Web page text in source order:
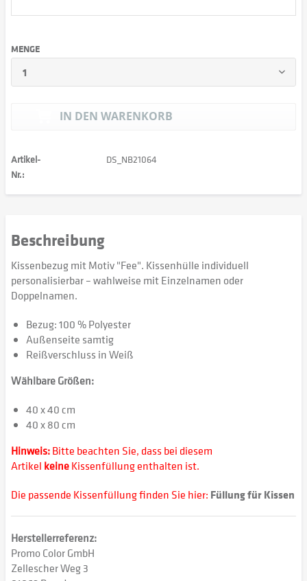
MENGE
IN DEN WARENKORB
Artikel-
Nr.:
DS_NB21064
Beschreibung
Kissenbezug mit Motiv "Fee". Kissenhülle individuell
personalisierbar – wahlweise mit Einzelnamen oder
Doppelnamen.
Bezug: 100 % Polyester
Außenseite samtig
Reißverschluss in Weiß
Wählbare Größen:
40 x 40 cm
40 x 80 cm
Hinweis:Bitte beachten Sie, dass bei diesem
Artikel keineKissenfüllung enthalten ist.
Die passende Kissenfüllung finden Sie hier: Füllung für Kissen
Herstellerreferenz:
Promo Color GmbH
Zellescher Weg 3